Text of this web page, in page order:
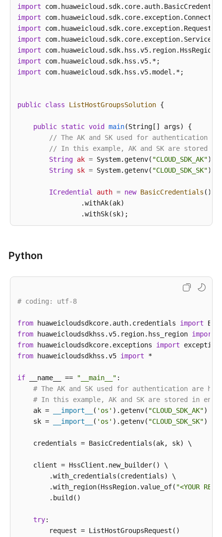
import
import
import
import
import
import
import com.huaweicloud.sdk.hss.v5.model.*;
public class ListHostGroupsSolution {
public static void main(String[] args)
{
// The AK and SK used for authentication
// In this example, AK and SK are stored in
String ak = System.getenv( "CLOUD_SDK_AK");
String sk = System.getenv( "CLOUD_SDK_SK");
ICredential auth = new BasicCredentials ()
                .withAk(ak)
                .withSk(sk);
                .withRegion(HssRegion.valueOf(
ListHostGroupsRequest request = new
        request.withOffset(<offset>);
        request.withGroupName(
"<group_name>");
try {
ListHostGroupsResponse
response =
            e.printStackTrace();
        }
catch (RequestTimeoutException e) {
            e.printStackTrace();
        }
catch (ServiceResponseException e) {
            e.printStackTrace();
            System.out.println(e.getRequestId());
            System.out.println(e.getErrorMsg());
        }
Python
# coding: utf-8
from huaweicloudsdkcore.auth.credentials import
from huaweicloudsdkhss.v5.region.hss_region import
from huaweicloudsdkcore.exceptions import
from huaweicloudsdkhss.v5 import *
if __name__ == "__main__" :
# The AK and SK used for authentication are
# In this example, AK and SK are stored in
    ak =
__import__ ( 'os' ).getenv( "CLOUD_SDK_AK")
    sk =
__import__ ( 'os' ).getenv( "CLOUD_SDK_SK")
    credentials = BasicCredentials(ak, sk) \
    client = HssClient.new_builder() \
        .with_credentials(credentials) \
        .with_region(HssRegion.value_of(
"<YOUR
        .build()
try:
        request = ListHostGroupsRequest()